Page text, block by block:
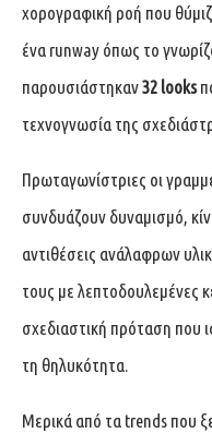
χορογραφική ροή που
ένα runway όπως το
παρουσιάστηκαν32 looks
τεχνογνωσία της
Πρωταγωνίστριες οι
συνδυάζουν δυναμισμό,
αντιθέσεις ανάλαφρων
τους με λεπτοδουλεμένες
σχεδιαστική πρόταση που
τη θηλυκότητα.
Μερικά από τα trends που